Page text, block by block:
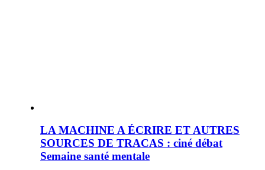
LA MACHINE A ÉCRIRE ET AUTRES
SOURCES DE TRACAS : ciné débat
Semaine santé mentale